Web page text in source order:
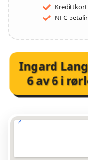
Kredittkort
NFC-
Ingard
6 av6i